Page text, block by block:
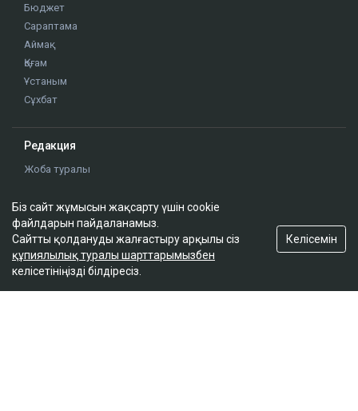
Айдарлар
Сол жағалау
Сараптама
Қоғам
Ұстаным
Сұхбат
Редакция
Жоба туралы
Сайт ережелері
Сайттағы жарнама
Байланыс
Біз сайт жұмысын жақсарту үшін cookie
файлдарын пайдаланамыз.
Сайтты қолдануды жалғастыру арқылы сіз
құпиялылық туралы шарттарымызбен
келісетініңізді білдіресіз.
Келісемін